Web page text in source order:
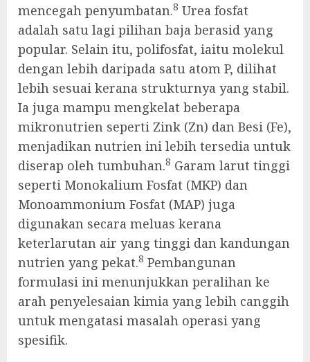
mencegah penyumbatan.8 Urea fosfat
adalah satu lagi pilihan baja berasid yang
popular. Selain itu, polifosfat, iaitu molekul
dengan lebih daripada satu atom P, dilihat
lebih sesuai kerana strukturnya yang stabil.
Ia juga mampu mengkelat beberapa
mikronutrien seperti Zink (Zn) dan Besi (Fe),
menjadikan nutrien ini lebih tersedia untuk
diserap oleh tumbuhan.8 Garam larut tinggi
seperti Monokalium Fosfat (MKP) dan
Monoammonium Fosfat (MAP) juga
digunakan secara meluas kerana
keterlarutan air yang tinggi dan kandungan
nutrien yang pekat.8 Pembangunan
formulasi ini menunjukkan peralihan ke
arah penyelesaian kimia yang lebih canggih
untuk mengatasi masalah operasi yang
spesifik.